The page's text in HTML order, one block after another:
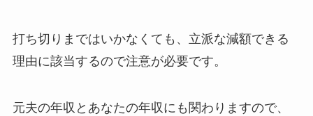
打ち切りまではいかなくても、立派な減額できる
理由に該当するので注意が必要です。
元夫の年収とあなたの年収にも関わりますので、